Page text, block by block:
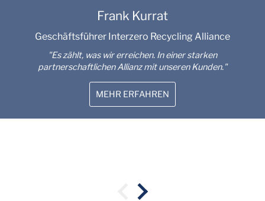
Frank Kurrat
Geschäftsführer Interzero Recycling Alliance
"Es zählt, was wir erreichen. In einer starken
partnerschaftlichen Allianz mit unseren Kunden."
MEHR ERFAHREN